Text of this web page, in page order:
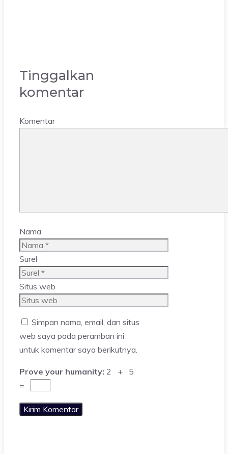
Tinggalkan
komentar
Komentar
Nama
Surel
Situs web
Simpan nama, email, dan situs
web saya pada peramban ini
untuk komentar saya berikutnya.
Prove your humanity: 2 + 5
=